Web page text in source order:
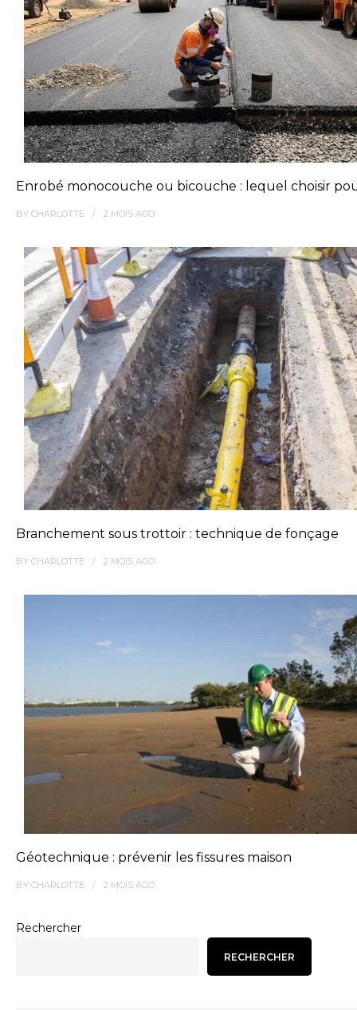
Enrobé monocouche ou bicouche : lequel choisir
BY CHARLOTTE 2 MOIS AGO
Branchement sous trottoir : technique de fonçage
BY CHARLOTTE 2 MOIS AGO
Géotechnique : prévenir les fissures maison
BY CHARLOTTE 2 MOIS AGO
Rechercher
RECHERCHER